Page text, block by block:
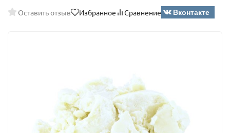
Оставить отзыв Избранное Сравнение Вконтакте